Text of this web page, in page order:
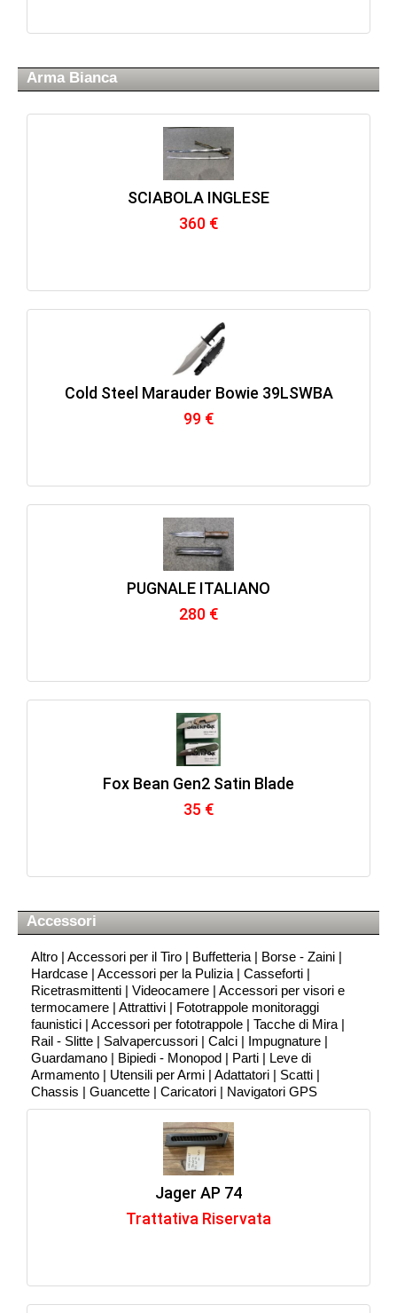
Arma Bianca
SCIABOLA INGLESE
360 €
Cold Steel Marauder Bowie 39LSWBA
99 €
PUGNALE ITALIANO
280 €
Fox Bean Gen2 Satin Blade
35 €
Accessori
Altro | Accessori per il Tiro | Buffetteria | Borse - Zaini |
Hardcase | Accessori per la Pulizia | Casseforti |
Ricetrasmittenti | Videocamere | Accessori per visori e
termocamere | Attrattivi | Fototrappole monitoraggi
faunistici | Accessori per fototrappole | Tacche di Mira |
Rail - Slitte | Salvapercussori | Calci | Impugnature |
Guardamano | Bipiedi - Monopod | Parti | Leve di
Armamento | Utensili per Armi | Adattatori | Scatti |
Chassis | Guancette | Caricatori | Navigatori GPS
Jager AP 74
Trattativa Riservata